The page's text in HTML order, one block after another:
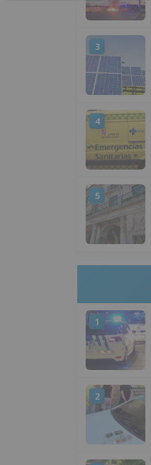
3
4
5
1
2